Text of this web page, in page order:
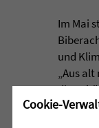
Im Mai
und
„Aus
die
Cookie-